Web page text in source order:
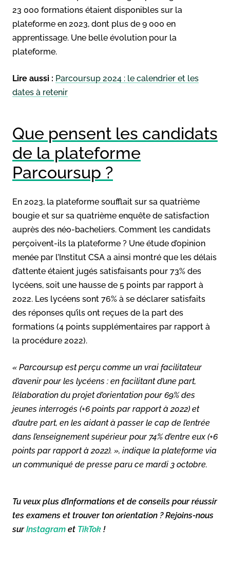
23 000 formations étaient disponibles sur la
plateforme en 2023, dont plus de 9 000 en
apprentissage. Une belle évolution pour la
plateforme.
Lire aussi : Parcoursup 2024 : le calendrier et les
dates à retenir
Que pensent les candidats
de la plateforme
Parcoursup ?
En 2023, la plateforme soufflait sur sa quatrième
bougie et sur sa quatrième enquête de satisfaction
auprès des néo-bacheliers. Comment les candidats
perçoivent-ils la plateforme ? Une étude d’opinion
menée par l’Institut CSA a ainsi montré que les délais
d’attente étaient jugés satisfaisants pour 73% des
lycéens, soit une hausse de 5 points par rapport à
2022. Les lycéens sont 76% à se déclarer satisfaits
des réponses qu’ils ont reçues de la part des
formations (4 points supplémentaires par rapport à
la procédure 2022).
« Parcoursup est perçu comme un vrai facilitateur
d’avenir pour les lycéens : en facilitant d’une part,
l’élaboration du projet d’orientation pour 69% des
jeunes interrogés (+6 points par rapport à 2022) et
d’autre part, en les aidant à passer le cap de l’entrée
dans l’enseignement supérieur pour 74% d’entre eux (+6
points par rapport à 2022). », indique la plateforme via
un communiqué de presse paru ce mardi 3 octobre.
Tu veux plus d’informations et de conseils pour réussir
tes examens et trouver ton orientation ? Rejoins-nous
surInstagram et TikTok !